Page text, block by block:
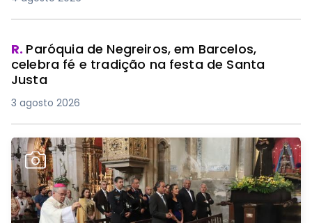
R. Paróquia de Negreiros, em Barcelos,
celebra fé e tradição na festa de Santa
Justa
3 agosto 2026